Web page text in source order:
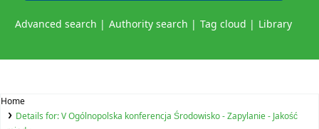
Advanced search Authority search Tag cloud Library
Home
Details for:V Ogólnopolska konferencja Środowisko - Zapylanie - Jakość